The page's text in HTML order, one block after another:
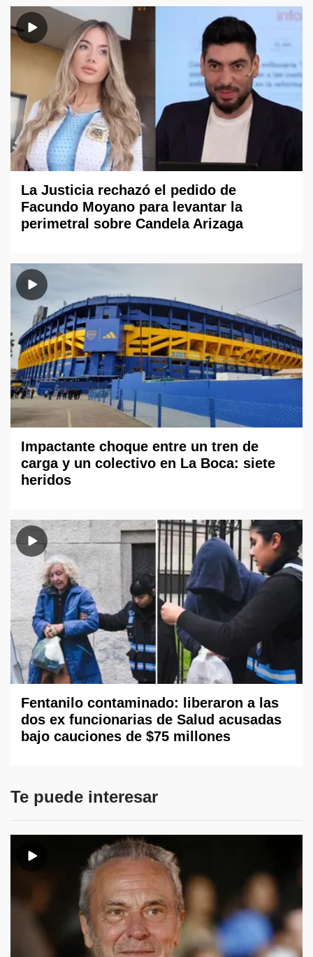
La Justicia rechazó el pedido de
Facundo Moyano para levantar la
perimetral sobre Candela Arizaga
Impactante choque entre un tren de
carga y un colectivo en La Boca: siete
heridos
Fentanilo contaminado: liberaron a las
dos ex funcionarias de Salud acusadas
bajo cauciones de $75 millones
Te puede interesar